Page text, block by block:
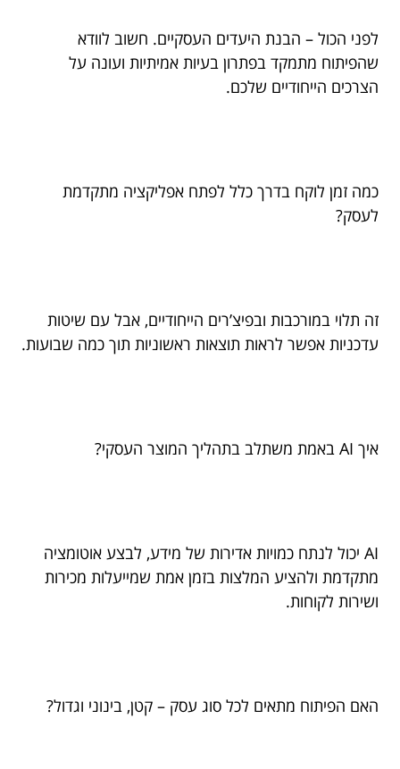
לפני הכול – הבנת היעדים העסקיים. חשוב לוודא
שהפיתוח מתמקד בפתרון בעיות אמיתיות ועונה על
הצרכים הייחודיים שלכם.
כמה זמן לוקח בדרך כלל לפתח אפליקציה מתקדמת
לעסק?
זה תלוי במורכבות ובפיצ’רים הייחודיים, אבל עם שיטות
עדכניות אפשר לראות תוצאות ראשוניות תוך כמה שבועות.
איך AI באמת משתלב בתהליך המוצר העסקי?
AI יכול לנתח כמויות אדירות של מידע, לבצע אוטומציה
מתקדמת ולהציע המלצות בזמן אמת שמייעלות מכירות
ושירות לקוחות.
האם הפיתוח מתאים לכל סוג עסק – קטן, בינוני וגדול?